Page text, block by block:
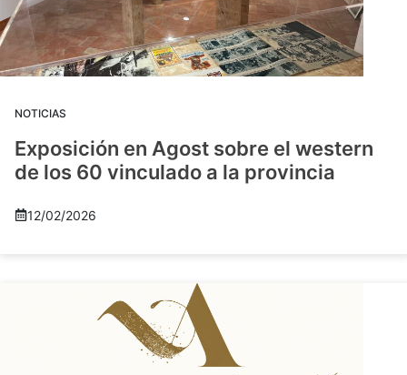
NOTICIAS
Exposición en Agost sobre el western
de los 60 vinculado a la provincia
12/02/2026